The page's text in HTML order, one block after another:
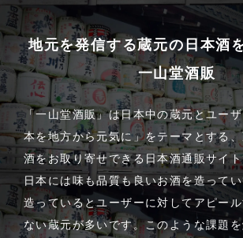
地元を発信する蔵元の日本酒
一山堂酒販
「一山堂酒販」は日本中の蔵元とユー
本を地方から元気に」をテーマとする
酒をお取り寄せできる日本酒通販サイト
日本には味も品質も良いお酒を造って
造っているとユーザーに対してアピー
ない蔵元が多いです。このような課題